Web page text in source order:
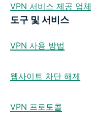
VPN 서비스 제공 업체
도구 및 서비스
VPN 사용 방법
웹사이트 차단 해제
VPN 프로토콜